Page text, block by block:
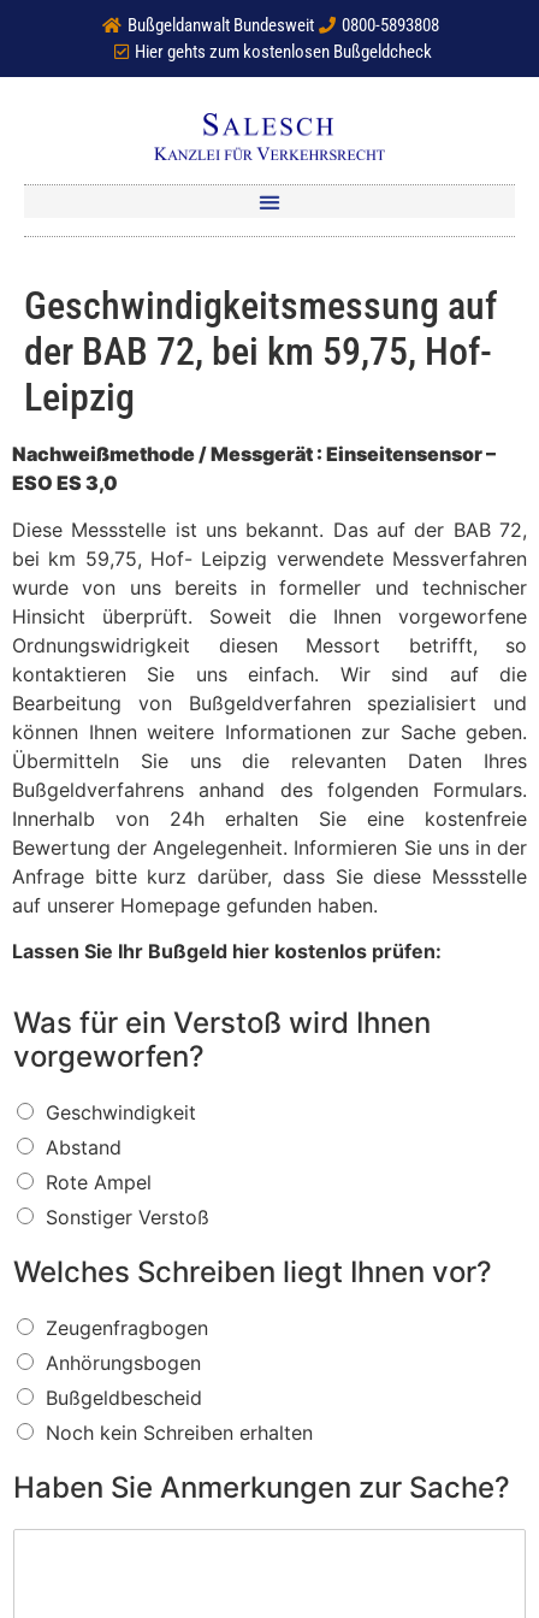
Bußgeldanwalt Bundesweit
0800-5893808
Hier gehts zum kostenlosen Bußgeldcheck
Geschwindigkeitsmessung auf
der BAB 72, bei km 59,75, Hof-
Leipzig
Nachweißmethode / Messgerät : Einseitensensor –
ESO ES 3,0
Diese Messstelle ist uns bekannt. Das auf der BAB 72,
bei km 59,75, Hof- Leipzig verwendete Messverfahren
wurde von uns bereits in formeller und technischer
Hinsicht überprüft. Soweit die Ihnen vorgeworfene
Ordnungswidrigkeit diesen Messort betrifft, so
kontaktieren Sie uns einfach. Wir sind auf die
Bearbeitung von Bußgeldverfahren spezialisiert und
können Ihnen weitere Informationen zur Sache geben.
Übermitteln Sie uns die relevanten Daten Ihres
Bußgeldverfahrens anhand des folgenden Formulars.
Innerhalb von 24h erhalten Sie eine kostenfreie
Bewertung der Angelegenheit. Informieren Sie uns in der
Anfrage bitte kurz darüber, dass Sie diese Messstelle
auf unserer Homepage gefunden haben.
Lassen Sie Ihr Bußgeld hier kostenlos prüfen:
Was für ein Verstoß wird Ihnen
vorgeworfen?
W
a
s
f
ü
r
i
V
e
r
s
t
o
ß
w
Geschwindigkeit
Abstand
Rote Ampel
Sonstiger Verstoß
Welches Schreiben liegt Ihnen vor?
W
e
c
h
e
S
Zeugenfragbogen
Anhörungsbogen
Bußgeldbescheid
Noch kein Schreiben erhalten
Haben Sie Anmerkungen zur Sache?